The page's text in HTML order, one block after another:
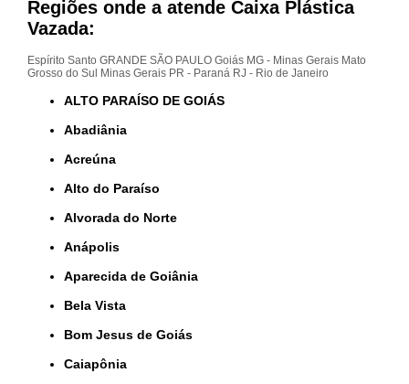
Regiões onde a atende Caixa Plástica
Vazada:
Espírito Santo GRANDE SÃO PAULO Goiás MG - Minas Gerais Mato
Grosso do Sul Minas Gerais PR - Paraná RJ - Rio de Janeiro
ALTO PARAÍSO DE GOIÁS
Abadiânia
Acreúna
Alto do Paraíso
Alvorada do Norte
Anápolis
Aparecida de Goiânia
Bela Vista
Bom Jesus de Goiás
Caiapônia